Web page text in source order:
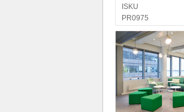
ISKU
PR0975